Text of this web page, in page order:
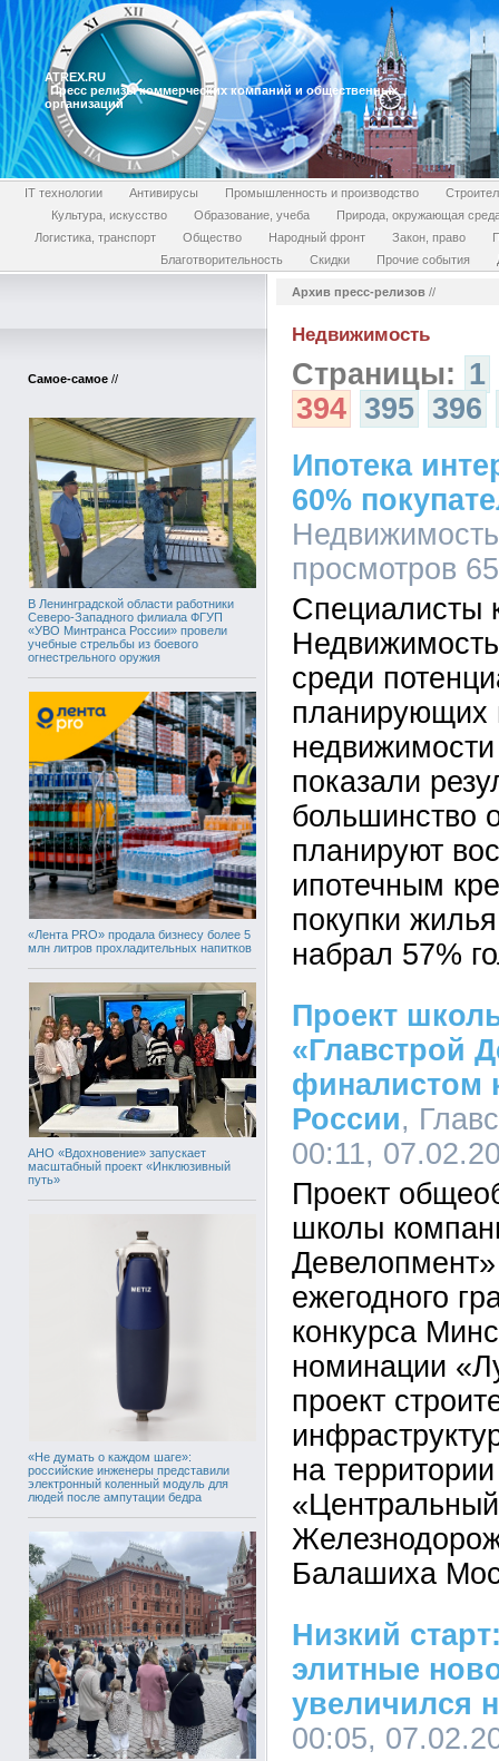
ATREX.RU
Пресс релизы коммерческих компаний и общественных
организаций
IT технологии Антивирусы Промышленность и производство
Культура, искусство
Образование, учеба
Природа, окружающая
Логистика, транспорт
Общество Народный фронт Закон, право
Благотворительность
Скидки Прочие события
Самое-самое //
В Ленинградской области работники
Северо-Западного филиала ФГУП
«УВО Минтранса России» провели
учебные стрельбы из боевого
огнестрельного оружия
«Лента PRO» продала бизнесу более 5
млн литров прохладительных напитков
АНО «Вдохновение» запускает
масштабный проект «Инклюзивный
путь»
«Не думать о каждом шаге»:
российские инженеры представили
электронный коленный модуль для
людей после ампутации бедра
Архив пресс-релизов //
Недвижимость
Страницы: 1
394 395 396
Ипотека
60%
просмотров
Специалисты
среди
планирующих
показали
большинство
планируют
ипотечным
покупки
набрал 57%
Проект
«Главстрой
финалистом
России,
00:11,
Проект
школы
ежегодного
конкурса
номинации
проект
на
Балашиха
Низкий
элитные
увеличился
00:05,